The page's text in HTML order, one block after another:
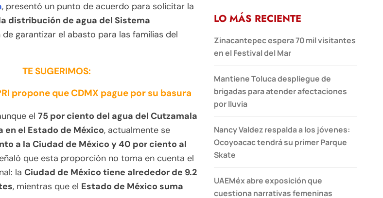
, presentó un punto de acuerdo para solicitar la
distribución de agua del Sistema
de garantizar el abasto para las familias del
TE SUGERIMOS:
propone que CDMX pague por su basura
el 75 por ciento del agua del Cutzamala
el Estado de México, actualmente se
a la Ciudad de México y 40 por ciento al
que esta proporción no toma en cuenta el
la Ciudad de México tiene alrededor de 9.2
, mientras que el Estado de México suma
LO MÁS RECIENTE
Zinacantepec espera 70 mil visitantes
en el Festival del Mar
Mantiene Toluca despliegue de
brigadas para atender afectaciones
por lluvia
Nancy Valdez respalda a los jóvenes:
Ocoyoacac tendrá su primer Parque
Skate
UAEMéx abre exposición que
cuestiona narrativas femeninas